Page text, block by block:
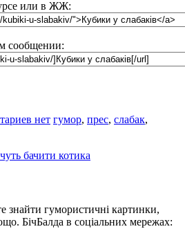
или в ЖЖ:
сообщении:
нет гумор, прес, слабак,
бачити котика
знайти гумористичні картинки,
БічБалда в соціальних мережах: